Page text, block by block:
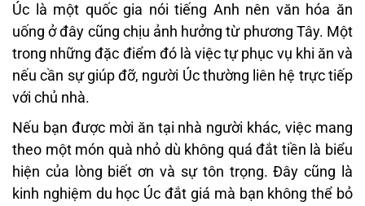
Úc là một quốc gia nói tiếng Anh nên văn hóa ăn
uống ở đây cũng chịu ảnh hưởng từ phương Tây. Một
trong những đặc điểm đó là việc tự phục vụ khi ăn và
nếu cần sự giúp đỡ, người Úc thường liên hệ trực tiếp
với chủ nhà.
Nếu bạn được mời ăn tại nhà người khác, việc mang
theo một món quà nhỏ dù không quá đắt tiền là biểu
hiện của lòng biết ơn và sự tôn trọng. Đây cũng là
kinh nghiệm du học Úc đắt giá mà bạn không thể bỏ